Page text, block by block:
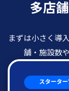
多店
まずは小さく導
舗・施設数
スタータ